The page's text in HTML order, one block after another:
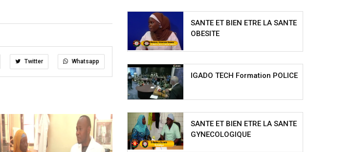
Twitter Whatsapp
SANTE ET BIEN ETRE LA SANTE
OBESITE
IGADO TECH Formation POLICE
SANTE ET BIEN ETRE LA SANTE
GYNECOLOGIQUE